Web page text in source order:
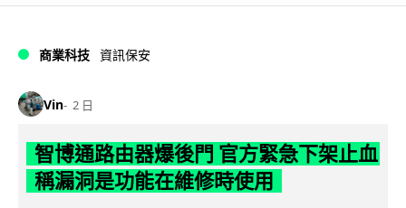
商業科技 資訊保安
Vin 2 日
智博通路由器爆後門 官方緊急下架止血
稱漏洞是功能在維修時使用